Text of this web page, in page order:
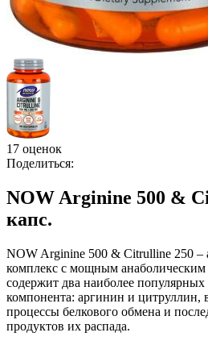
17 оценок
Поделиться:
NOW Arginine 500 &
капс.
NOW Arginine 500 & Citrulline 250 –
комплекс с мощным
содержит два наиболее популярных
компонента: аргинин и цитруллин,
процессы белкового обмена и
продуктов их распада.